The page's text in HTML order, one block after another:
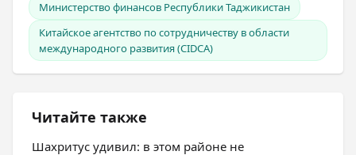
Министерство финансов Республики Таджикистан
Китайское агентство по сотрудничеству в области
международного развития (CIDCA)
Читайте также
Шахритус удивил: в этом районе не